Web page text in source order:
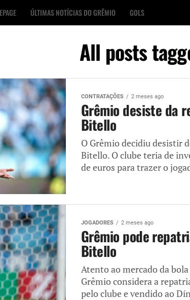
ÚLTIMAS NOTÍCIAS DO GRÊMIO GOLS
All posts
CONTRATAÇÕES 2 meses ago
Grêmio desiste da
Bitello
O Grêmio decidiu desistir
Bitello. O clube teria de
de euros para trazer o
JOGADORES 2 meses ago
Grêmio pode
Bitello
Atento ao mercado da
Grêmio considera a
pelo clube e vendido ao